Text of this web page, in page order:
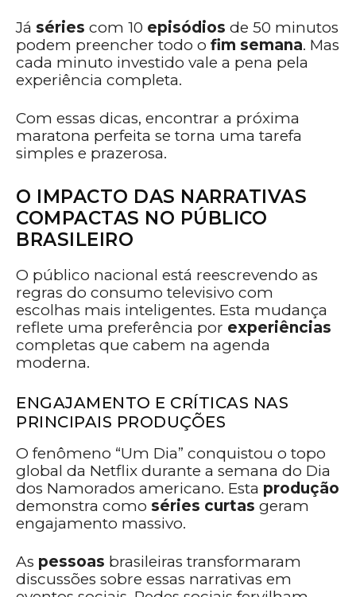
Já séries com 10 episódios de 50 minutos
podem preencher todo o fim semana. Mas
cada minuto investido vale a pena pela
experiência completa.
Com essas dicas, encontrar a próxima
maratona perfeita se torna uma tarefa
simples e prazerosa.
O IMPACTO DAS NARRATIVAS
COMPACTAS NO PÚBLICO
BRASILEIRO
O público nacional está reescrevendo as
regras do consumo televisivo com
escolhas mais inteligentes. Esta mudança
reflete uma preferência por experiências
completas que cabem na agenda
moderna.
ENGAJAMENTO E CRÍTICAS NAS
PRINCIPAIS PRODUÇÕES
O fenômeno “Um Dia” conquistou o topo
global da Netflix durante a semana do Dia
dos Namorados americano. Esta produção
demonstra como séries curtas geram
engajamento massivo.
As pessoas brasileiras transformaram
discussões sobre essas narrativas em